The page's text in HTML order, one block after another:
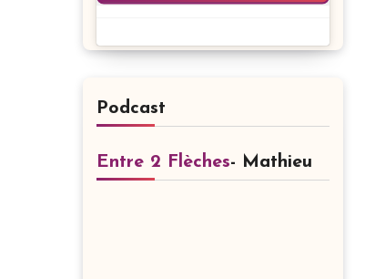
Podcast
Entre 2 Flèches- Mathieu